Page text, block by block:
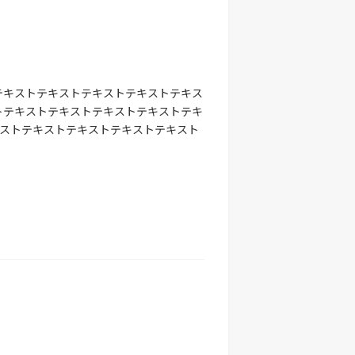
ストテキストテキストテキストテキス
キストテキストテキストテキストテキ
トテキストテキストテキストテキスト